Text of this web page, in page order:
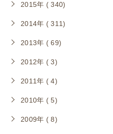
2015年 ( 340)
2014年 ( 311)
2013年 ( 69)
2012年 ( 3)
2011年 ( 4)
2010年 ( 5)
2009年 ( 8)